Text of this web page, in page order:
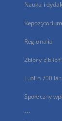
Nauka i
Regionalia
Zbiory
Lublin 700
Społeczny
...